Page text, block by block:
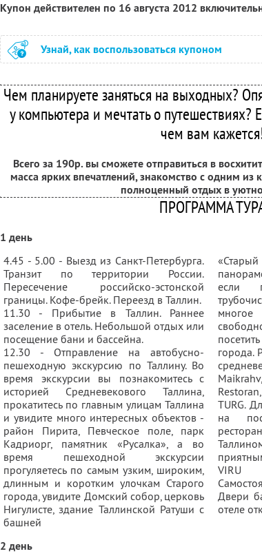
Купон действителен по 16 августа 2012
Узнай, как воспользоваться купоном
Чем планируете заняться на выходных?
у компьютера и мечтать о путешествиях?
чем вам
Всего за 190р. вы сможете отправиться в
масса ярких впечатлений, знакомство с одним
полноценный отдых в
ПРОГРАММА
1 день
4.45 - 5.00 - Выезд из Санкт-Петербурга.
Транзит по территории России.
Пересечение российско-эстонской
границы. Кофе-брейк. Переезд в Таллин.
11.30 - Прибытие в Таллин. Раннее
заселение в отель. Небольшой отдых или
посещение бани и бассейна.
12.30 - Отправление на автобусно-
пешеходную экскурсию по Таллину. Во
время экскурсии вы познакомитесь с
историей Средневекового Таллина,
прокатитесь по главным улицам Таллина
и увидите много интересных объектов -
район Пирита, Певческое поле, парк
Кадриорг, памятник «Русалка», а во
время пешеходной экскурсии
прогуляетесь по самым узким, широким,
длинным и коротким улочкам Старого
города, увидите Домский собор, церковь
Нигулисте, здание Таллинской Ратуши с
башней
если
города.
TURG.
на
VIRU
Двери
отеле
2 день